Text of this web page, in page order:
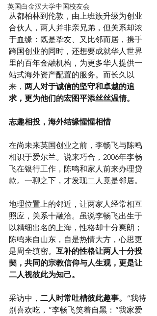
英国白金汉大学中国校友会
从都柏林到伦敦，由上班族升级为创业
合伙人，两人并非亲兄弟，但关系却浓
于血缘：既是挚友、又比邻而居，携手
跨国创业的同时，还想要成就华人世界
里的百年金融机构，为更多华人提供一
站式海外资产配置的服务。而长久以
来， 两人对于诚信的坚守和卓越的追
求，更为他们的宏图平添丝丝温情。
志趣相投，海外结缘惺惺相惜
在尚未来英国创业之前，李畅飞与陈鸣
相识于爱尔兰。说来巧合，2006年李畅
飞在银行工作，陈鸣和家人前来办理贷
款。一聊之下，才发现二人竟是邻居。
地理位置上的邻近，让两家人经常相互
照应，关系十融洽。虽说李畅飞出生于
以精细出名的上海，性格却十分爽朗；
陈鸣来自山东，自是热情大方，心思更
是周全缜密。 互补的性格让两人十分投
契，共同的宗教信仰与人生观，更是让
二人视彼此为知己。
采访中， 二人时常吐槽彼此趣事。 “我特
别喜欢吃，”李畅飞笑着自黑：“我家爱